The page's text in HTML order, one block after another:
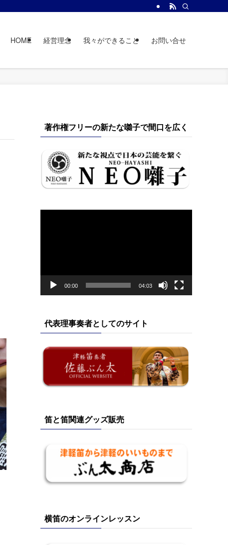
HOME 経営理念 我々ができること お問い合せ
著作権フリーの新たな囃子で間口を広く
00:00 04:03
代表理事奏者としてのサイト
笛と笛関連グッズ販売
横笛のオンラインレッスン